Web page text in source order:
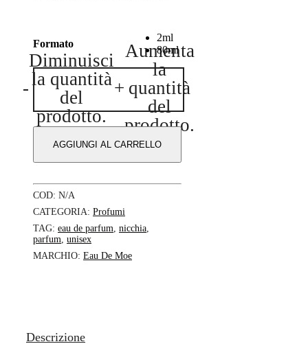
Formato
2ml
80ml
-
Diminuisci
la quantità
del
prodotto.
Zaid
-
De
Moe
+
Aumenta
la
quantità
del
prodotto.
AGGIUNGI AL CARRELLO
COD: N/A
CATEGORIA: Profumi
TAG: eau de parfum nicchia
parfum unisex
MARCHIO: Eau De Moe
Descrizione